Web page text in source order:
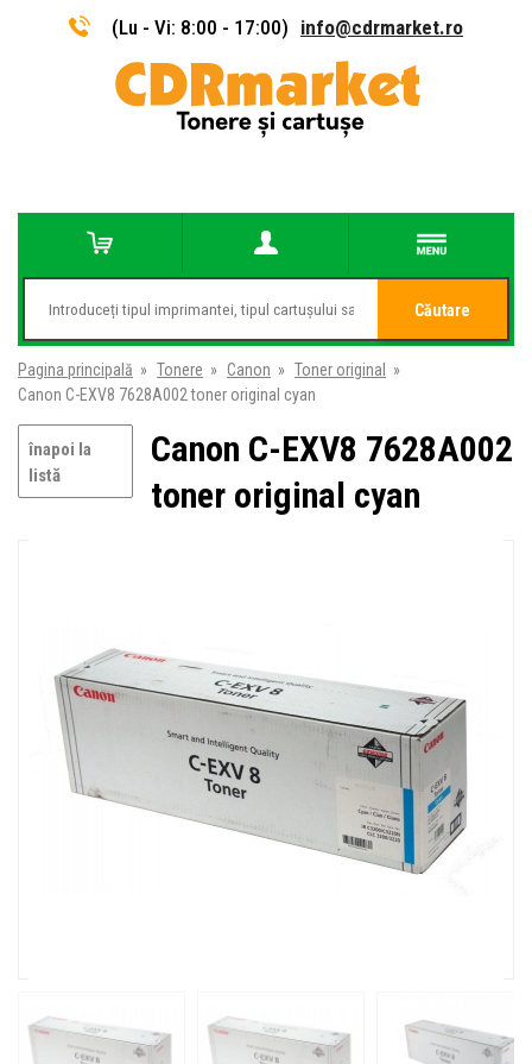
(Lu - Vi: 8:00 - 17:00) info@cdrmarket.ro
Căutare
Pagina principală » Tonere » Canon » Toner original
»
Canon C-EXV8 7628A002 toner original cyan
înapoi la
listă
Canon C-EXV8 7628A002
toner original cyan